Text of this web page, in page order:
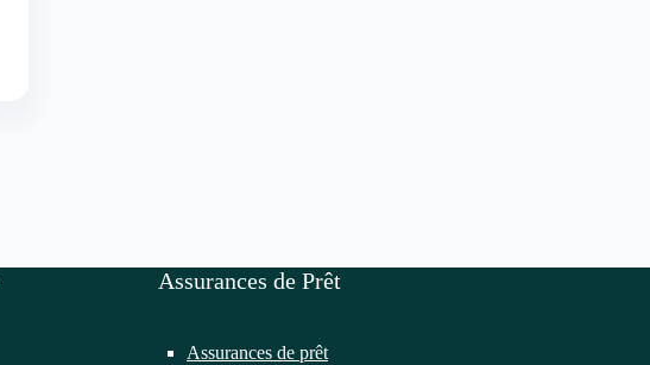
Assurances de Prêt
Assurances de prêt